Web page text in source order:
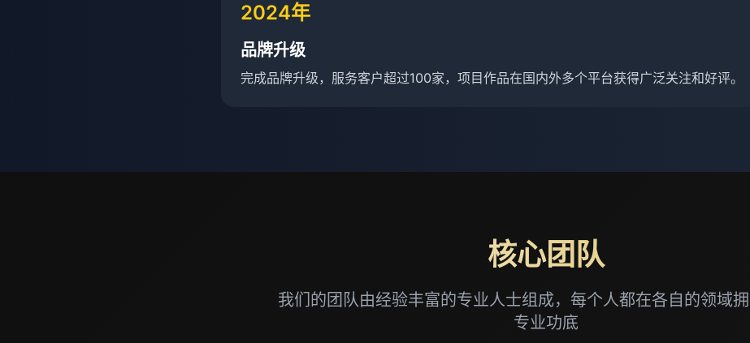
2024年
品牌升级
完成品牌升级，服务客户超过100家，项目作品在国内外多个平台获得广泛关注和好评。
核心团队
我们的团队由经验丰富的专业人士组成，每个人都在各自的领域
专业功底